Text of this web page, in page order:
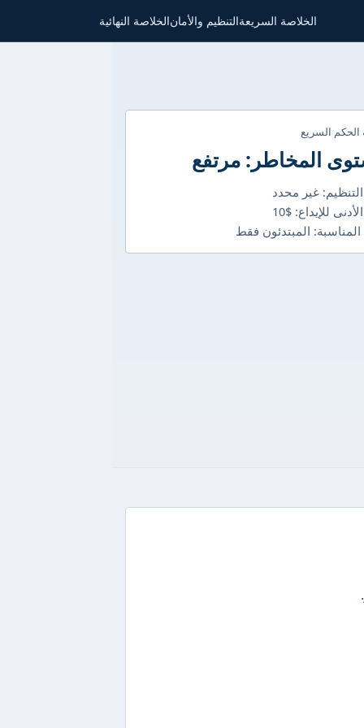
الخلاصة السريعةالتنظيم والأمانالخلاصة النهائية
الحكم السريع
المخاطر: مرتفع
غير محدد
للإيداع: $10
المناسبة: المبتدئون فقط